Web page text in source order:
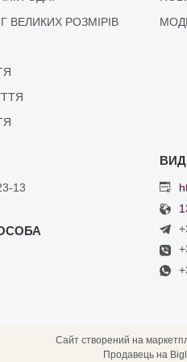
ВЕЛИКИХ РОЗМІРІВ
13
Сайт створений на
Продавець на